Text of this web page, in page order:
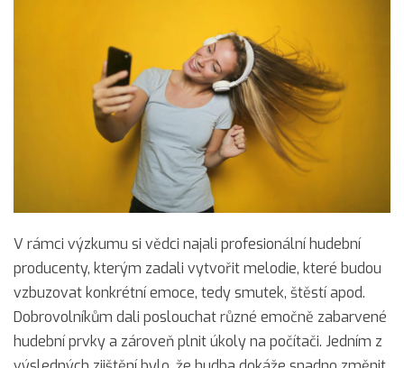
V rámci výzkumu si vědci najali profesionální hudební
producenty, kterým zadali vytvořit melodie, které budou
vzbuzovat konkrétní emoce, tedy smutek, štěstí apod.
Dobrovolníkům dali poslouchat různé emočně zabarvené
hudební prvky a zároveň plnit úkoly na počítači. Jedním z